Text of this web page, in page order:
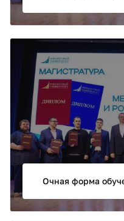
Программа
по роботизированным
интеллектуальным
промышленности.
Очная форма